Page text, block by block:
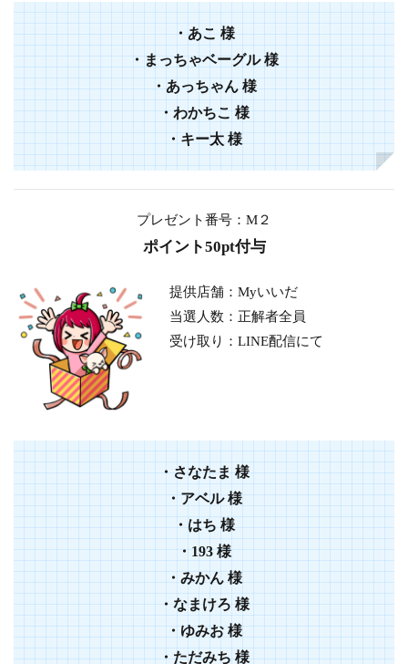
・あこ 様
・まっちゃベーグル様
・あっちゃん様
・わかちこ様
・ キー太 様
プレゼント番号：M２
ポイント50pt付与
提供店舗：Myいいだ
当選人数：正解者全員
受け取り：LINE配信にて
・さなたま様
・アベル 様
・はち様
・193 様
・ みかん 様
・なまけろ 様
・ゆみお様
・ただみち様